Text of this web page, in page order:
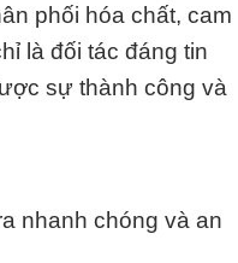
phối hóa chất, cam
là đối tác đáng tin
sự thành công và
nhanh chóng và an